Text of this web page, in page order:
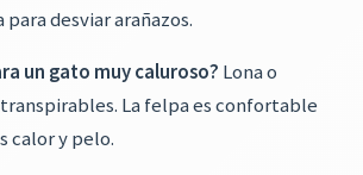
para desviar arañazos.
un gato muy caluroso? Lona o
La felpa es confortable
calor y pelo.